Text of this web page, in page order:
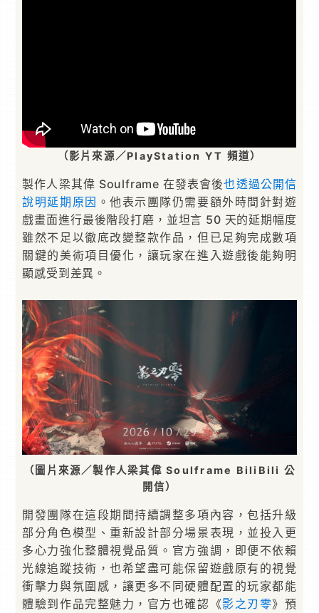
（影片來源／PlayStation YT 頻道）
製作人梁其偉 Soulframe 在發表會後也透過公開信
說明延期原因 。他表示團隊仍需要額外時間針對遊
戲畫面進行最後階段打磨，並坦言 50 天的延期幅度
雖然不足以徹底改變整款作品，但已足夠完成數項
關鍵的美術項目優化，讓玩家在進入遊戲後能夠明
顯感受到差異。
（圖片來源／製作人梁其偉 Soulframe BiliBili 公
開信）
開發團隊在這段期間持續調整多項內容，包括升級
部分角色模型、重新設計部分場景表現，並投入更
多心力強化整體視覺品質。官方強調，即便不依賴
光線追蹤技術，也希望盡可能保留遊戲原有的視覺
衝擊力與氛圍感，讓更多不同硬體配置的玩家都能
體驗到作品完整魅力，官方也確認《影之刃零》預